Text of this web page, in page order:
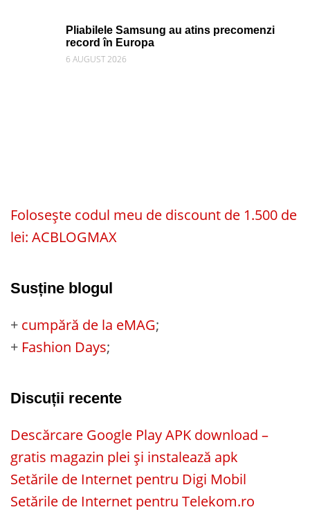
Pliabilele Samsung au atins precomenzi
record în Europa
6 AUGUST 2026
Folosește codul meu de discount de 1.500 de
lei: ACBLOGMAX
Susține blogul
+ cumpără de la eMAG;
+ Fashion Days;
Discuții recente
Descărcare Google Play APK download –
gratis magazin plei și instalează apk
Setările de Internet pentru Digi Mobil
Setările de Internet pentru Telekom.ro